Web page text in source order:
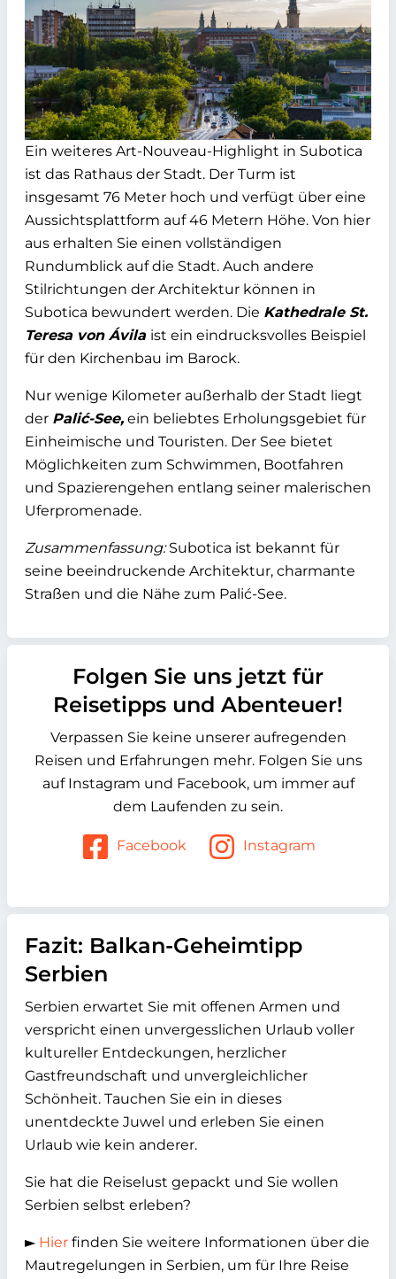
Ein weiteres Art-Nouveau-Highlight in Subotica
ist das Rathaus der Stadt. Der Turm ist
insgesamt 76 Meter hoch und verfügt über eine
Aussichtsplattform auf 46 Metern Höhe. Von hier
aus erhalten Sie einen vollständigen
Rundumblick auf die Stadt. Auch andere
Stilrichtungen der Architektur können in
Subotica bewundert werden. Die Kathedrale St.
Teresa von Ávila ist ein eindrucksvolles Beispiel
für den Kirchenbau im Barock.
Nur wenige Kilometer außerhalb der Stadt liegt
der Palić-See, ein beliebtes Erholungsgebiet für
Einheimische und Touristen. Der See bietet
Möglichkeiten zum Schwimmen, Bootfahren
und Spazierengehen entlang seiner malerischen
Uferpromenade.
Zusammenfassung:Subotica ist bekannt für
seine beeindruckende Architektur, charmante
Straßen und die Nähe zum Palić-See.
Folgen Sie uns jetzt für
Reisetipps und Abenteuer!
Verpassen Sie keine unserer aufregenden
Reisen und Erfahrungen mehr. Folgen Sie uns
auf Instagram und Facebook, um immer auf
dem Laufenden zu sein.
Facebook Instagram
Fazit: Balkan-Geheimtipp
Serbien
Serbien erwartet Sie mit offenen Armen und
verspricht einen unvergesslichen Urlaub voller
kultureller Entdeckungen, herzlicher
Gastfreundschaft und unvergleichlicher
Schönheit. Tauchen Sie ein in dieses
unentdeckte Juwel und erleben Sie einen
Urlaub wie kein anderer.
Sie hat die Reiselust gepackt und Sie wollen
Serbien selbst erleben?
► Hier finden Sie weitere Informationen über die
Mautregelungen in Serbien, um für Ihre Reise